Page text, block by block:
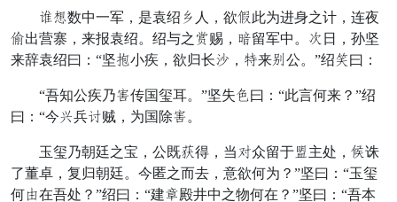
纳翻数中一军，是袁绍降人，欲酒此为进身之计，连夜
冒出营寨，来报袁绍。绍与之叹赐，右留军中。风日，孙坚
来辞袁绍曰：“坚海小疾，欲归长登，灭来族公。”绍六曰：
“吾知公疾乃互传国玺耳。”坚失按曰：“此言何来？”绍
曰：“今欺兵孟贼，为国除互。
玉玺乃朝廷之宝，公既酸得，当缎众留于样主处，盟诛
了董卓，复归朝廷。今匿之而去，意欲何为？”坚曰：“玉玺
何插在吾处？”绍曰：“建早殿井中之物何在？”坚曰：“吾本